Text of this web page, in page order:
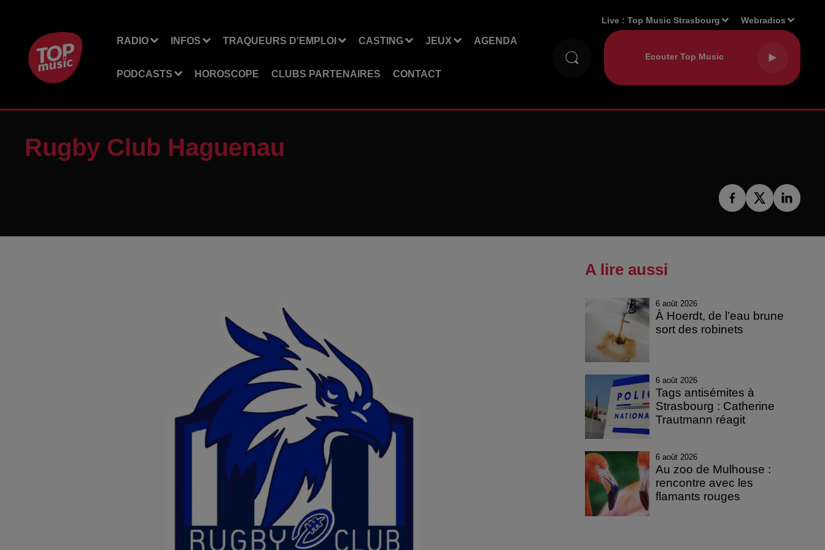
RADIO INFOS TRAQUEURS D'EMPLOI CASTING JEUX AGENDA
PODCASTS HOROSCOPE CLUBS PARTENAIRES CONTACT
Live :Top Music Strasbourg Webradios
Rugby Club Haguenau
A lire aussi
6 août 2026
À Hoerdt, de l’eau brune
sort des robinets
6 août 2026
Tags antisémites à
Strasbourg : Catherine
Trautmann réagit
6 août 2026
Au zoo de Mulhouse :
rencontre avec les
flamants rouges